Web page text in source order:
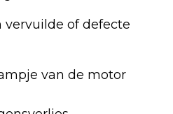
of defecte
van de motor